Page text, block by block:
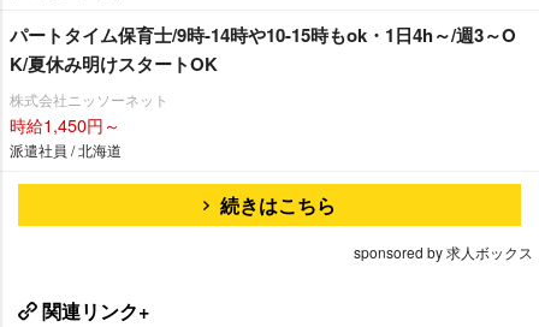
パートタイム保育士/9時-14時や10-15時もok・1日4h～/週3～O
K/夏休み明けスタートOK
株式会社ニッソーネット
時給1,450円～
派遣社員 / 北海道
続きはこちら
sponsored by 求人ボックス
関連リンク+